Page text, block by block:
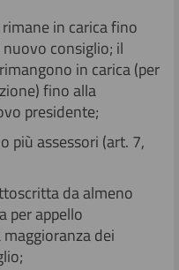
in carica fino
consiglio; il
in carica (per
fino alla
presidente;
più assessori (art. 7,
da almeno
per appello
dei